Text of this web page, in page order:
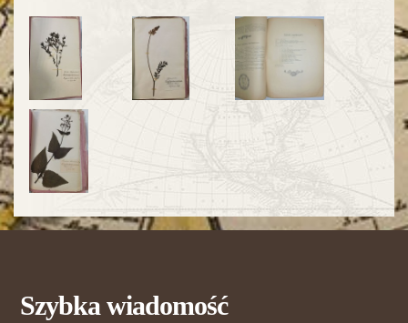
Szybka wiadomość